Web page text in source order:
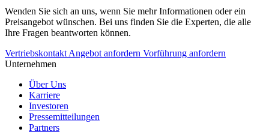
Wenden Sie sich an uns, wenn Sie mehr Informationen oder ein
Preisangebot wünschen. Bei uns finden Sie die Experten, die alle
Ihre Fragen beantworten können.
Vertriebskontakt Angebot anfordern Vorführung anfordern
Unternehmen
Über Uns
Karriere
Investoren
Pressemitteilungen
Partners